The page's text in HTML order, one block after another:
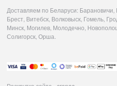
Доставляем по Беларуси: Барановичи,
Брест, Витебск, Волковыск, Гомель,
Минск, Могилев, Молодечно,
Солигорск, Орша.